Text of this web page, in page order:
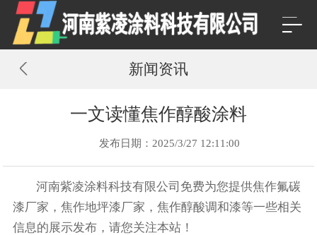
新闻资讯
一文读懂焦作醇酸涂料​
发布日期：2025/3/27 12:11:00
河南紫凌涂料科技有限公司免费为您提供焦作氟碳
漆厂家 ，焦作地坪漆厂家，焦作醇酸调和漆等一些相关
信息的展示发布，请您关注本站！